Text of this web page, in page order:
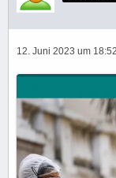
12. Juni 2023 um 18:52